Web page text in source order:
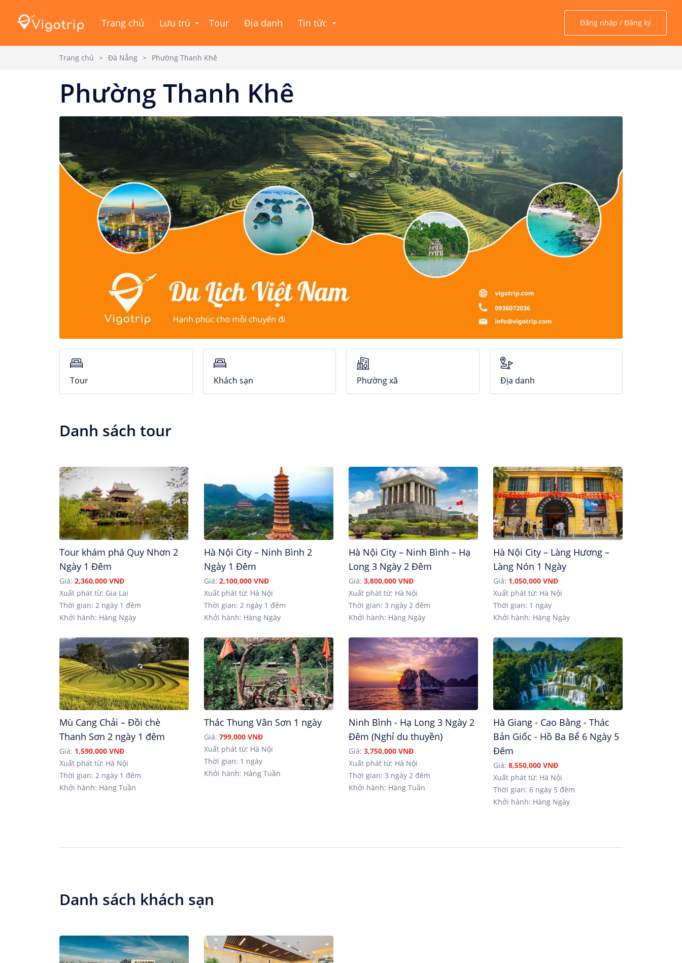
Trang chủ Lưu trú Tour Địa danh Tin tức Đăng nhập / Đăng ký
Trang chủ > Đà Nẵng > Phường Thanh Khê
Phường Thanh Khê
Tour Khách sạn Phường xã Địa danh
Danh sách tour
Tour khám phá Quy Nhơn 2
Ngày 1 Đêm
Giá: 2,360,000 VNĐ
Xuất phát từ: Gia Lai
Thời gian: 2 ngày 1 đêm
Khởi hành: Hàng Ngày
Hà Nội City – Ninh Bình 2
Ngày 1 Đêm
Giá: 2,100,000 VNĐ
Xuất phát từ: Hà Nội
Thời gian: 2 ngày 1 đêm
Khởi hành: Hàng Ngày
Hà Nội City – Ninh Bình – Hạ
Long 3 Ngày 2 Đêm
Giá: 3,800,000 VNĐ
Xuất phát từ: Hà Nội
Thời gian: 3 ngày 2 đêm
Khởi hành: Hàng Ngày
Hà Nội City – Làng Hương –
Làng Nón 1 Ngày
Giá: 1,050,000 VNĐ
Xuất phát từ: Hà Nội
Thời gian: 1 ngày
Khởi hành: Hàng Ngày
Mù Cang Chải – Đồi chè
Thanh Sơn 2 ngày 1 đêm
Giá: 1,590,000 VNĐ
Xuất phát từ: Hà Nội
Thời gian: 2 ngày 1 đêm
Khởi hành: Hàng Tuần
Thác Thung Vân Sơn 1 ngày
Giá: 799,000 VNĐ
Xuất phát từ: Hà Nội
Thời gian: 1 ngày
Khởi hành: Hàng Tuần
Ninh Bình - Hạ Long 3 Ngày 2
Đêm (Nghỉ du thuyền)
Giá: 3,750,000 VNĐ
Xuất phát từ: Hà Nội
Thời gian: 3 ngày 2 đêm
Khởi hành: Hàng Tuần
Hà Giang - Cao Bằng - Thác
Bản Giốc - Hồ Ba Bể 6 Ngày 5
Đêm
Giá: 8,550,000 VNĐ
Xuất phát từ: Hà Nội
Thời gian: 6 ngày 5 đêm
Khởi hành: Hàng Ngày
Danh sách khách sạn